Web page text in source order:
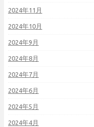
2024年11月
2024年10月
2024年9月
2024年8月
2024年7月
2024年6月
2024年5月
2024年4月